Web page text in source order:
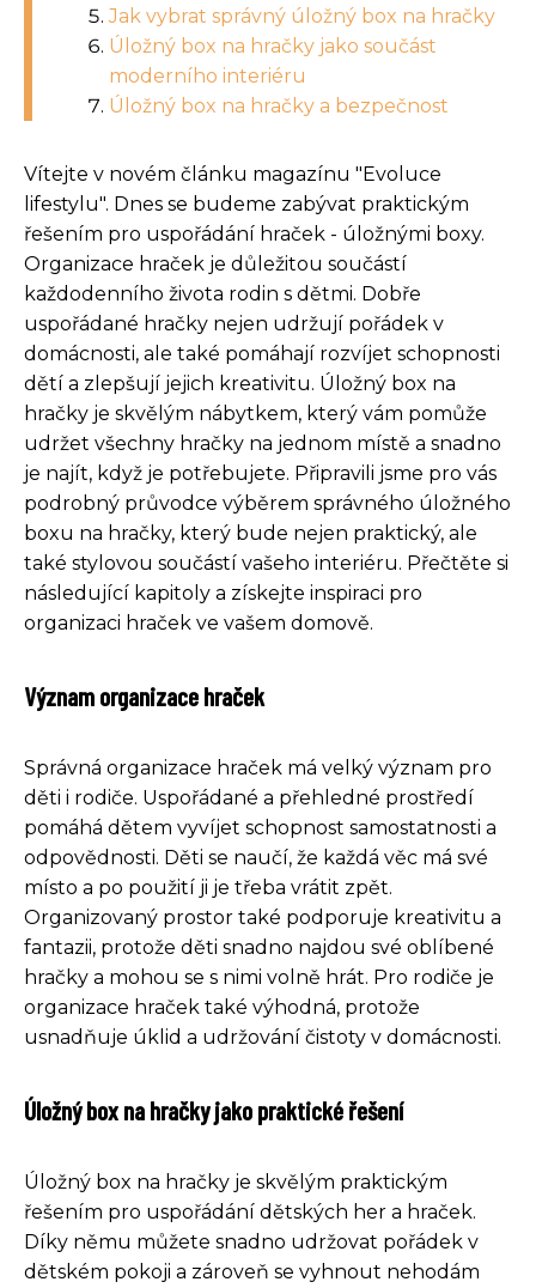
Jak vybrat správný úložný box na hračky
Úložný box na hračky jako součást
moderního interiéru
Úložný box na hračky a bezpečnost
Vítejte v novém článku magazínu "Evoluce
lifestylu". Dnes se budeme zabývat praktickým
řešením pro uspořádání hraček - úložnými boxy.
Organizace hraček je důležitou součástí
každodenního života rodin s dětmi. Dobře
uspořádané hračky nejen udržují pořádek v
domácnosti, ale také pomáhají rozvíjet schopnosti
dětí a zlepšují jejich kreativitu. Úložný box na
hračky je skvělým nábytkem, který vám pomůže
udržet všechny hračky na jednom místě a snadno
je najít, když je potřebujete. Připravili jsme pro vás
podrobný průvodce výběrem správného úložného
boxu na hračky, který bude nejen praktický, ale
také stylovou součástí vašeho interiéru. Přečtěte si
následující kapitoly a získejte inspiraci pro
organizaci hraček ve vašem domově.
Význam organizace hraček
Správná organizace hraček má velký význam pro
děti i rodiče. Uspořádané a přehledné prostředí
pomáhá dětem vyvíjet schopnost samostatnosti a
odpovědnosti. Děti se naučí, že každá věc má své
místo a po použití ji je třeba vrátit zpět.
Organizovaný prostor také podporuje kreativitu a
fantazii, protože děti snadno najdou své oblíbené
hračky a mohou se s nimi volně hrát. Pro rodiče je
organizace hraček také výhodná, protože
usnadňuje úklid a udržování čistoty v domácnosti.
Úložný box na hračky jako praktické řešení
Úložný box na hračky je skvělým praktickým
řešením pro uspořádání dětských her a hraček.
Díky němu můžete snadno udržovat pořádek v
dětském pokoji a zároveň se vyhnout nehodám